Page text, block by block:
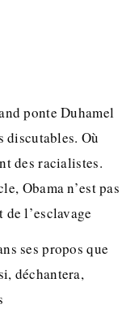
ponte Duhamel
discutables. Où
des racialistes.
Obama n’est pas
l’esclavage
ses propos que
déchantera,